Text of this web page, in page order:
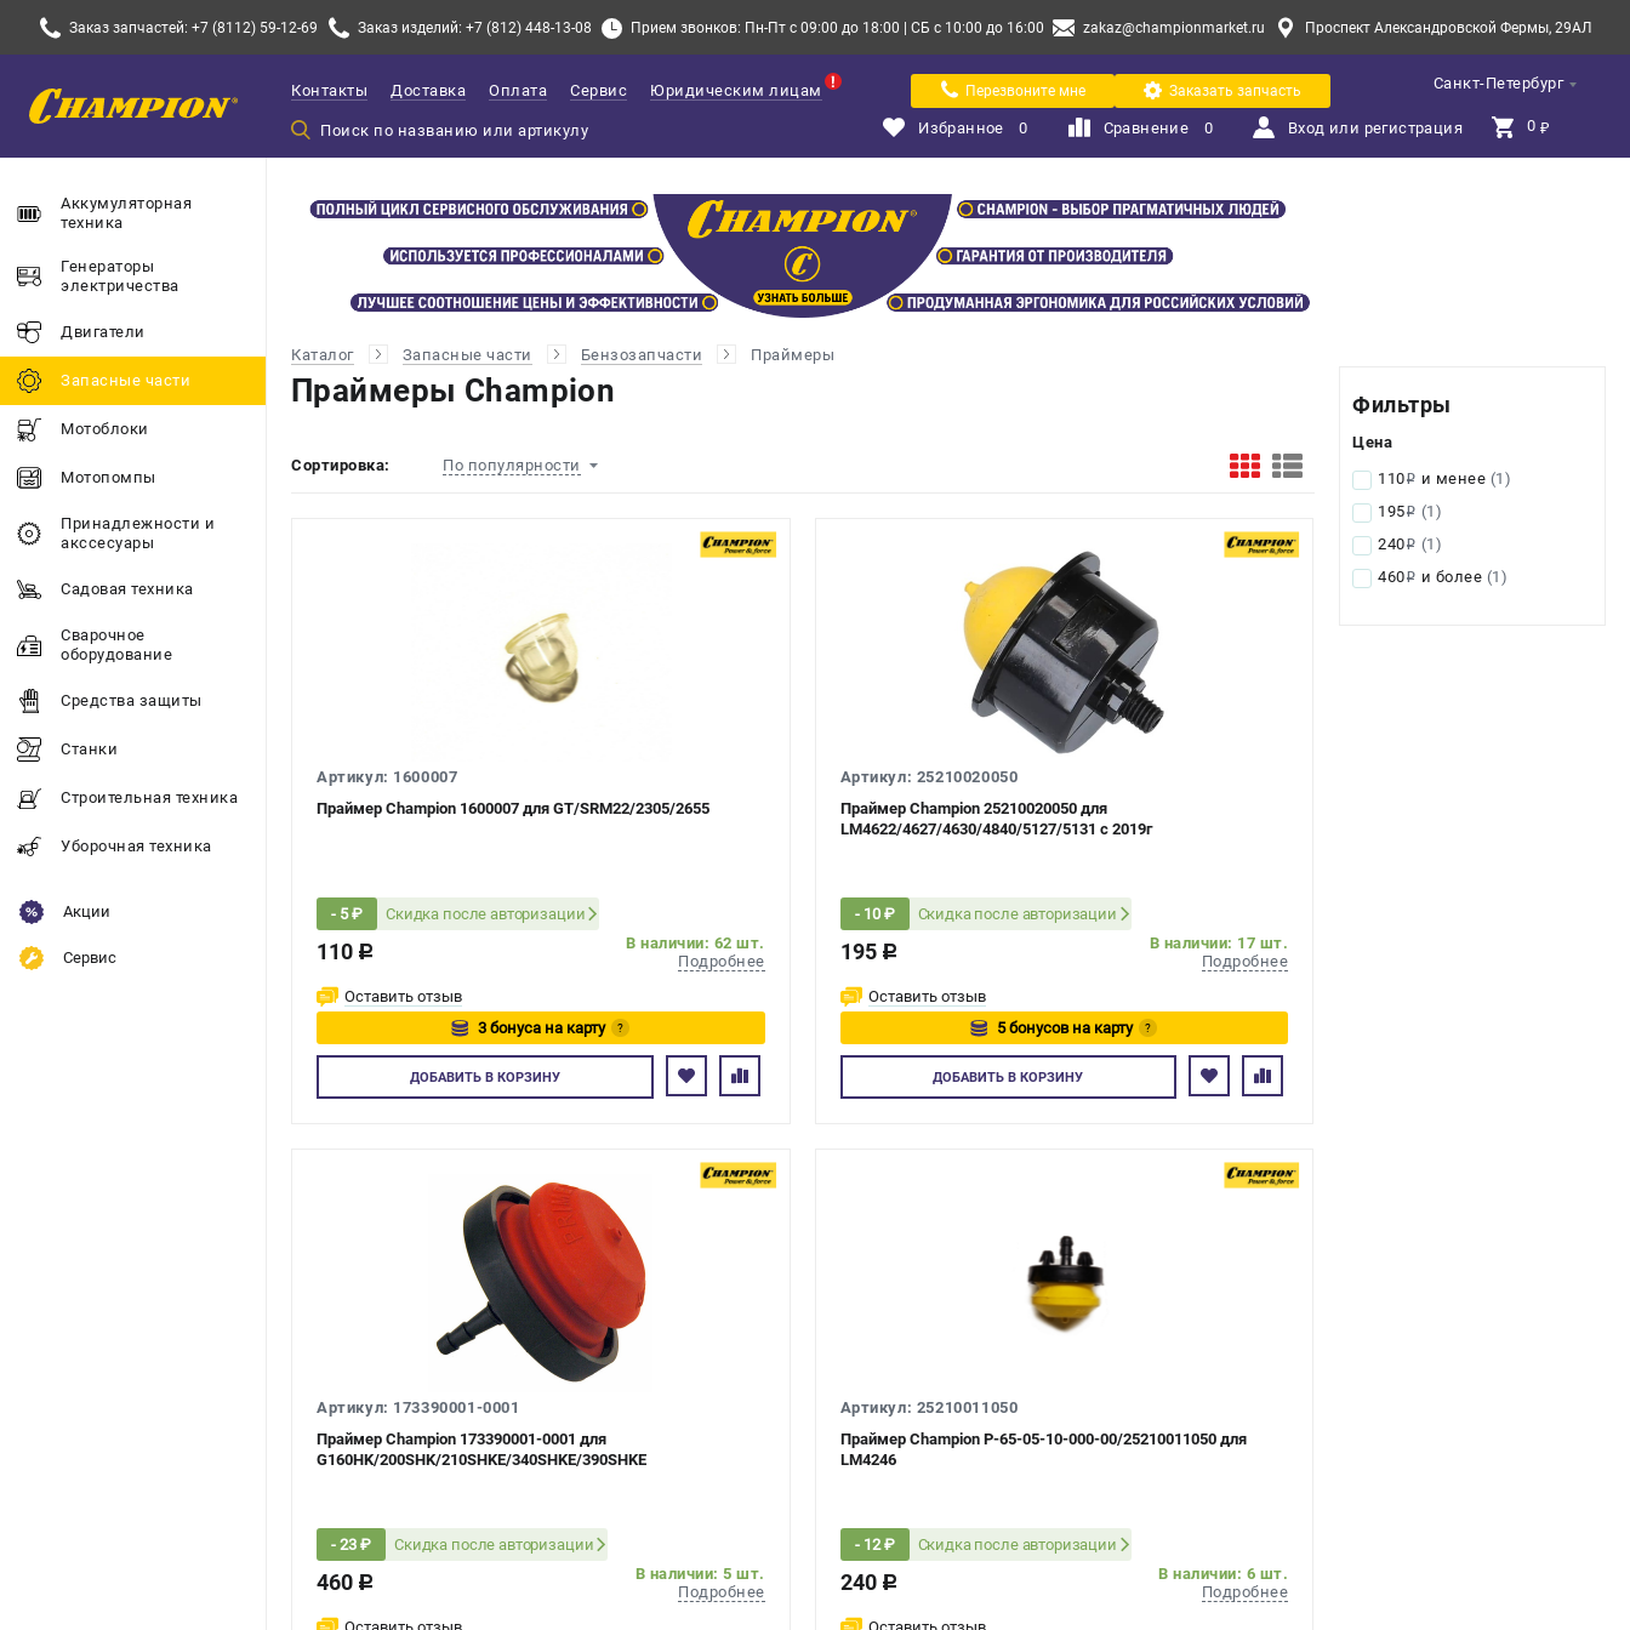
Заказ запчастей: +7 (8112) 59-12-69 Заказ изделий: +7 (812) 448-13-08 Прием звонков: Пн-Пт с 09:00 до 18:00 | СБ с 10:00 до 16:00 zakaz@championmarket.ru Проспект Александровской Фермы, 29АЛ
Санкт-Петербург
Контакты Доставка Оплата Сервис Юридическим лицам Перезвоните мне Заказать запчасть
Избранное 0 Сравнение 0 Вход или регистрация 0 ₽
Аккумуляторная
техника
Генераторы
электричества
Двигатели
Запасные части
Мотоблоки
Мотопомпы
Принадлежности и
акссесуары
Садовая техника
Сварочное
оборудование
Средства защиты
Станки
Строительная техника
Уборочная техника
Акции
Сервис
Каталог Запасные части Бензозапчасти Праймеры
Праймеры Champion
Сортировка: По популярности
Артикул: 1600007
Праймер Champion 1600007 для GT/SRM22/2305/2655
- 5 ₽ Скидка после авторизации
110 c
В наличии: 62 шт.
Подробнее
Оставить отзыв
3 бонуса на карту
?
Авторизуйтесь
ДОБАВИТЬВ КОРЗИНУ
Артикул: 25210020050
Праймер Champion 25210020050 для
LM4622/4627/4630/4840/5127/5131 с 2019г
- 10 ₽ Скидка после авторизации
195 c
В наличии: 17 шт.
Подробнее
Оставить отзыв
5 бонусов на карту
?
Авторизуйтесь
ДОБАВИТЬ В КОРЗИНУ
Артикул: 173390001-0001
Праймер Champion 173390001-0001 для
G160HK/200SHK/210SHKE/340SHKE/390SHKE
- 23 ₽ Скидка после авторизации
460 c
В наличии: 5 шт.
Подробнее
Артикул: 25210011050
Праймер Champion P-65-05-10-000-00/25210011050 для
LM4246
- 12 ₽ Скидка после авторизации
240 c
В наличии: 6 шт.
Подробнее
Фильтры
Цена
110i и менее (1)
195i (1)
240i (1)
460i и более (1)